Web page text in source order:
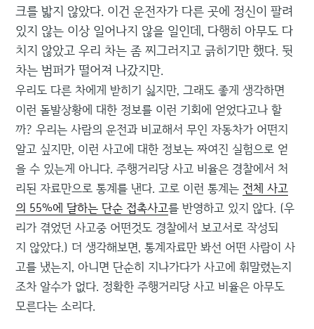
크를 밟지 않았다. 이건 운전자가 다른 곳에 정신이 팔려
있지 않는 이상 일어나지 않을 일인데, 다행히 아무도 다
치지 않았고 우리 차는 좀 찌그러지고 긁히기만 했다. 뒷
차는 범퍼가 떨어져 나갔지만.
우리도 다른 차에게 받히기 싫지만, 그래도 좋게 생각하면
이런 돌발상황에 대한 정보를 이런 기회에 얻었다고나 할
까? 우리는 사람의 운전과 비교해서 무인 자동차가 어떤지
알고 싶지만, 이런 사고에 대한 정보는 짜여진 실험으로 얻
을 수 있는게 아니다. 주행거리당 사고 비율은 경찰에서 처
리된 자료만으로 통계를 낸다. 고로 이런 통계는 전체 사고
의 55%에 달하는 단순 접촉사고를 반영하고 있지 않다. (우
리가 겪었던 사고중 어떤것도 경찰에서 보고서로 작성되
지 않았다.) 더 생각해보면, 통계자료만 봐선 어떤 사람이 사
고를 냈는지, 아니면 단순히 지나가다가 사고에 휘말렸는지
조차 알수가 없다. 정확한 주행거리당 사고 비율은 아무도
모른다는 소리다.